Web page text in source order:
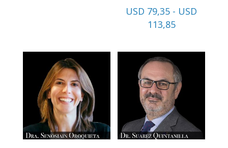
USD 79,35 - USD
113,85Rango
precios:
desde
USD
79,35
hasta
USD
113,85